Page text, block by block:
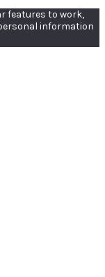
features to work,
information